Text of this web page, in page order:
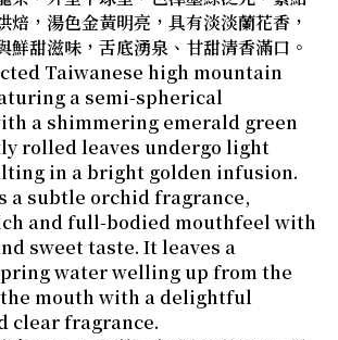
焙，湯色金黃明亮，具有淡淡蘭花香，
鮮甜滋味，舌底湧泉、甘甜清香滿口。
Taiwanese high mountain
a semi-spherical
a shimmering emerald green
rolled leaves undergo light
in a bright golden infusion.
a subtle orchid fragrance,
and full-bodied mouthfeel with
sweet taste. It leaves a
water welling up from the
mouth with a delightful
clear fragrance.